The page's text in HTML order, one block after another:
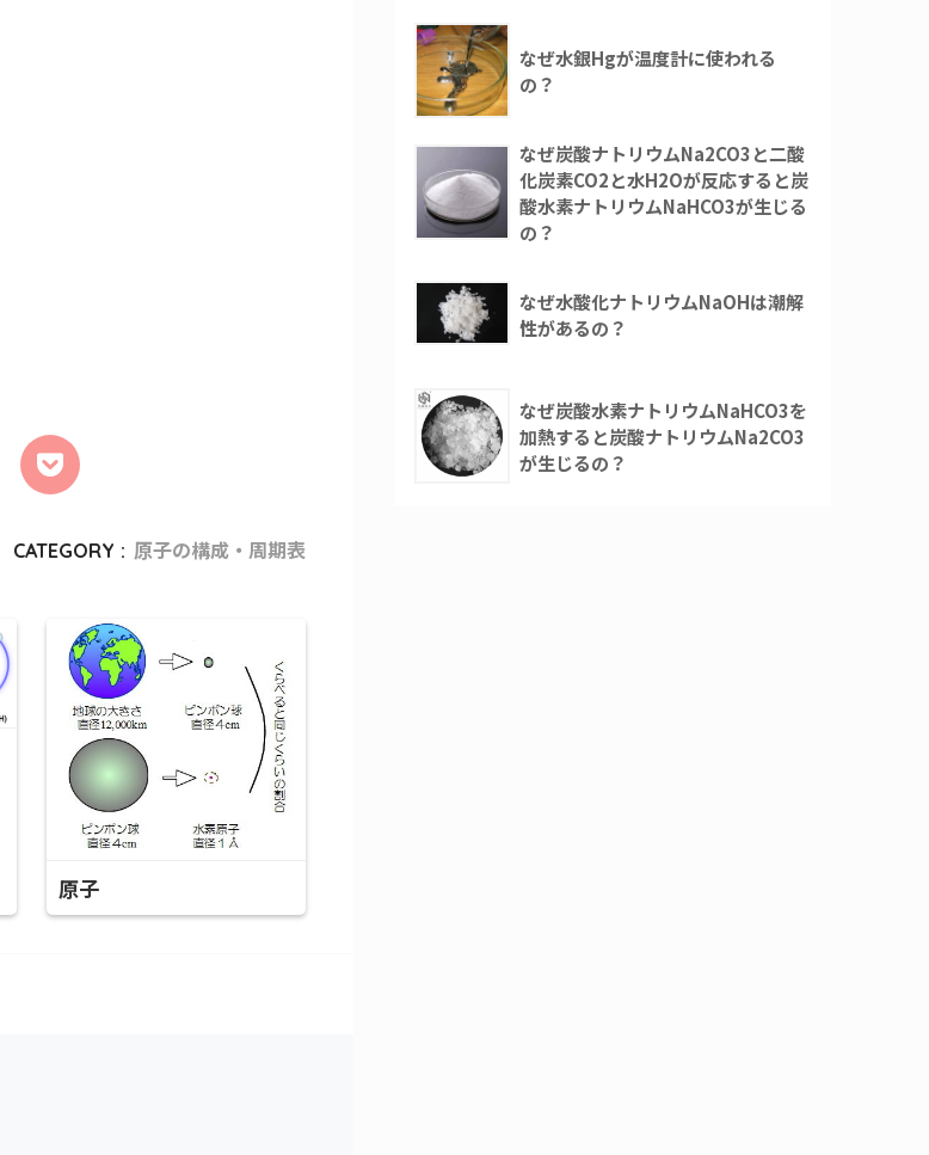
CATEGORY : 原子の構成・周期表
原子
なぜ水銀Hgが温度計に使われる
の？
なぜ炭酸ナトリウムNa2CO3と二酸
化炭素CO2と水H2Oが反応すると炭
酸水素ナトリウムNaHCO3が生じる
の？
なぜ水酸化ナトリウムNaOHは潮解
性があるの？
なぜ炭酸水素ナトリウムNaHCO3を
加熱すると炭酸ナトリウムNa2CO3
が生じるの？